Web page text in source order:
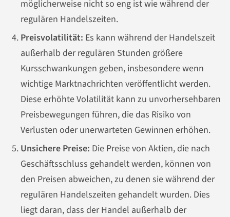
möglicherweise nicht so eng ist wie während der
regulären Handelszeiten.
Preisvolatilität: Es kann während der Handelszeit
außerhalb der regulären Stunden größere
Kursschwankungen geben, insbesondere wenn
wichtige Marktnachrichten veröffentlicht werden.
Diese erhöhte Volatilität kann zu unvorhersehbaren
Preisbewegungen führen, die das Risiko von
Verlusten oder unerwarteten Gewinnen erhöhen.
Unsichere Preise: Die Preise von Aktien, die nach
Geschäftsschluss gehandelt werden, können von
den Preisen abweichen, zu denen sie während der
regulären Handelszeiten gehandelt wurden. Dies
liegt daran, dass der Handel außerhalb der